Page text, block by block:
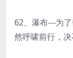
62、瀑布---为
然呼啸前行，决